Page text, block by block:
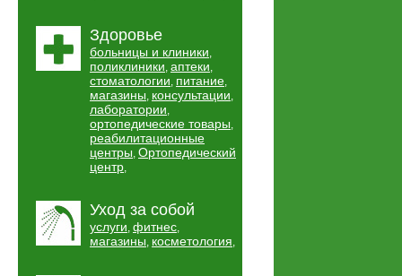
Здоровье
больницы и клиники,
поликлиники, аптеки,
стоматологии, питание,
магазины, консультации,
лаборатории,
ортопедические товары,
реабилитационные
центры, Ортопедический
центр,
Уход за собой
услуги, фитнес,
магазины, косметология,